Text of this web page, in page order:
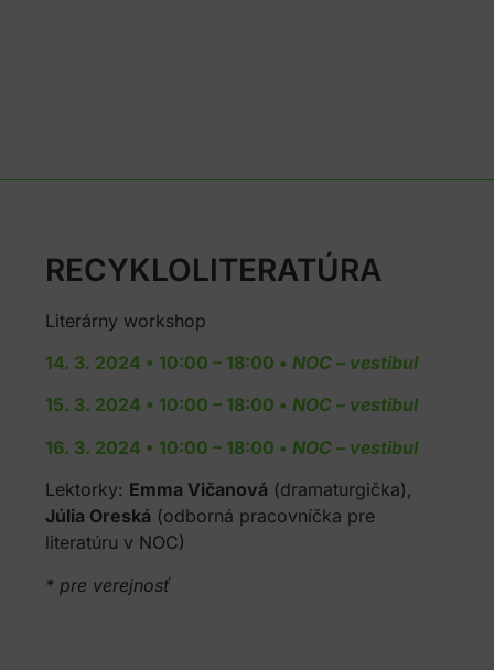
RECYKLOLITERATÚRA
Literárny workshop
14. 3. 2024 • 10:00 – 18:00 •NOC – vestibul
15. 3. 2024 • 10:00 – 18:00 •NOC – vestibul
16. 3. 2024 • 10:00 – 18:00 •NOC – vestibul
Lektorky: Emma Vičanová (dramaturgička),
Júlia Oreská (odborná pracovníčka pre
literatúru v NOC)
* pre verejnosť